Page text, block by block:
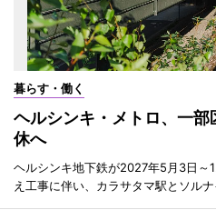
暮らす・働く
ヘルシンキ・メトロ、一
休へ
ヘルシンキ地下鉄が2027年5月3日～
え工事に伴い、カラサタマ駅とソル